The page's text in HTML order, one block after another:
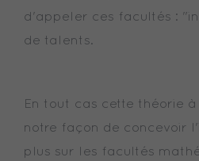
d'appeler ces facultés :
de talents.
En tout cas cette théorie
notre façon de concevoir
plus sur les facultés